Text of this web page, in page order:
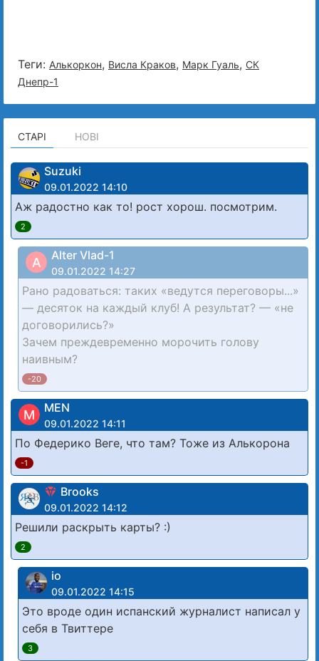
Теги: Алькоркон, Висла Краков, Марк Гуаль, СК
Днепр-1
СТАРІ НОВІ
Suzuki
09.01.2022 14:10
Аж радостно как то! рост хорош. посмотрим.
2
A Alter Vlad-1
09.01.2022 14:27
Рано радоваться: таких «ведутся переговоры...»
— десяток на каждый клуб! А результат? — «не
договорились?»
Зачем преждевременно морочить голову
наивным?
-20
M MEN
09.01.2022 14:11
По Федерико Веге, что там? Тоже из Алькорона
-1
Brooks
09.01.2022 14:12
Решили раскрыть карты? :)
2
io
09.01.2022 14:15
Это вроде один испанский журналист написал у
себя в Твиттере
3